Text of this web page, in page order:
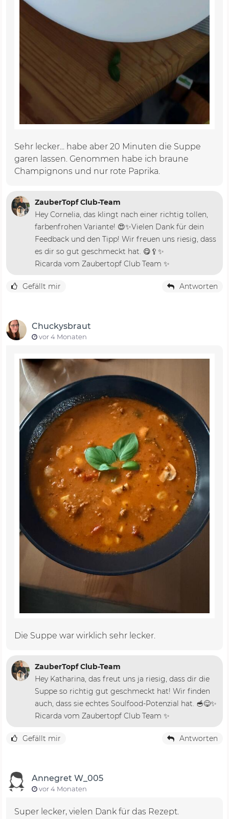
Sehr lecker... habe aber 20 Minuten die Suppe
garen lassen. Genommen habe ich braune
Champignons und nur rote Paprika.
ZauberTopf Club-Team
Hey Cornelia, das klingt nach einer richtig tollen,
farbenfrohen Variante! 😍✨Vielen Dank für dein
Feedback und den Tipp! Wir freuen uns riesig, dass
es dir so gut geschmeckt hat. 😋🥄✨
Ricarda vom Zaubertopf Club Team ✨
Gefällt mir Antworten
Chuckysbraut
vor 4 Monaten
Die Suppe war wirklich sehr lecker.
ZauberTopf Club-Team
Hey Katharina, das freut uns ja riesig, dass dir die
Suppe so richtig gut geschmeckt hat! Wir finden
auch, dass sie echtes Soulfood-Potenzial hat. 🥣😋✨
Ricarda vom Zaubertopf Club Team ✨
Gefällt mir Antworten
Annegret W_005
vor 4 Monaten
Super lecker, vielen Dank für das Rezept.